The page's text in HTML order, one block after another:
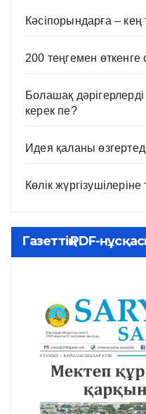
Кәсіпорындарға –
200 теңгемен өткенге
Болашақ
керек пе?
Идея қаланы
Көлік
Газеттің PDF-